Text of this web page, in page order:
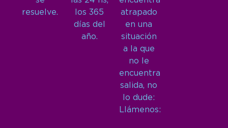
resuelve.
los 365
días del
año.
atrapado
en una
situación
a la que
no le
encuentra
salida, no
lo dude:
Llámenos: